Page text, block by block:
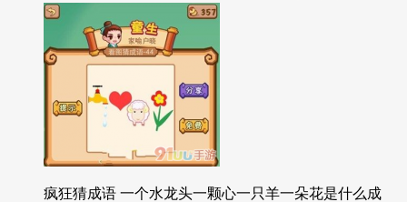
疯狂猜成语 一个水龙头一颗心一只羊一朵花是什么成